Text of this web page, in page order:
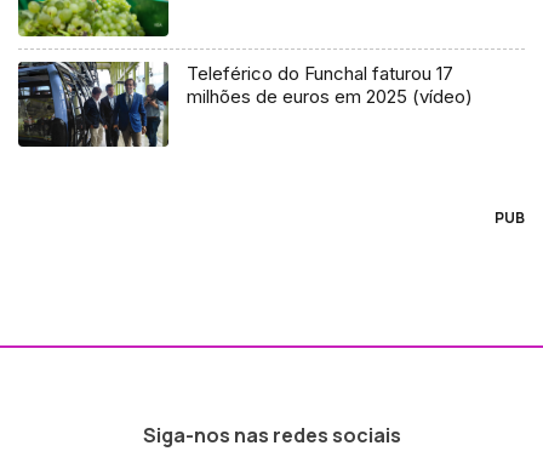
Teleférico do Funchal faturou 17
milhões de euros em 2025 (vídeo)
PUB
Siga-nos nas redes sociais